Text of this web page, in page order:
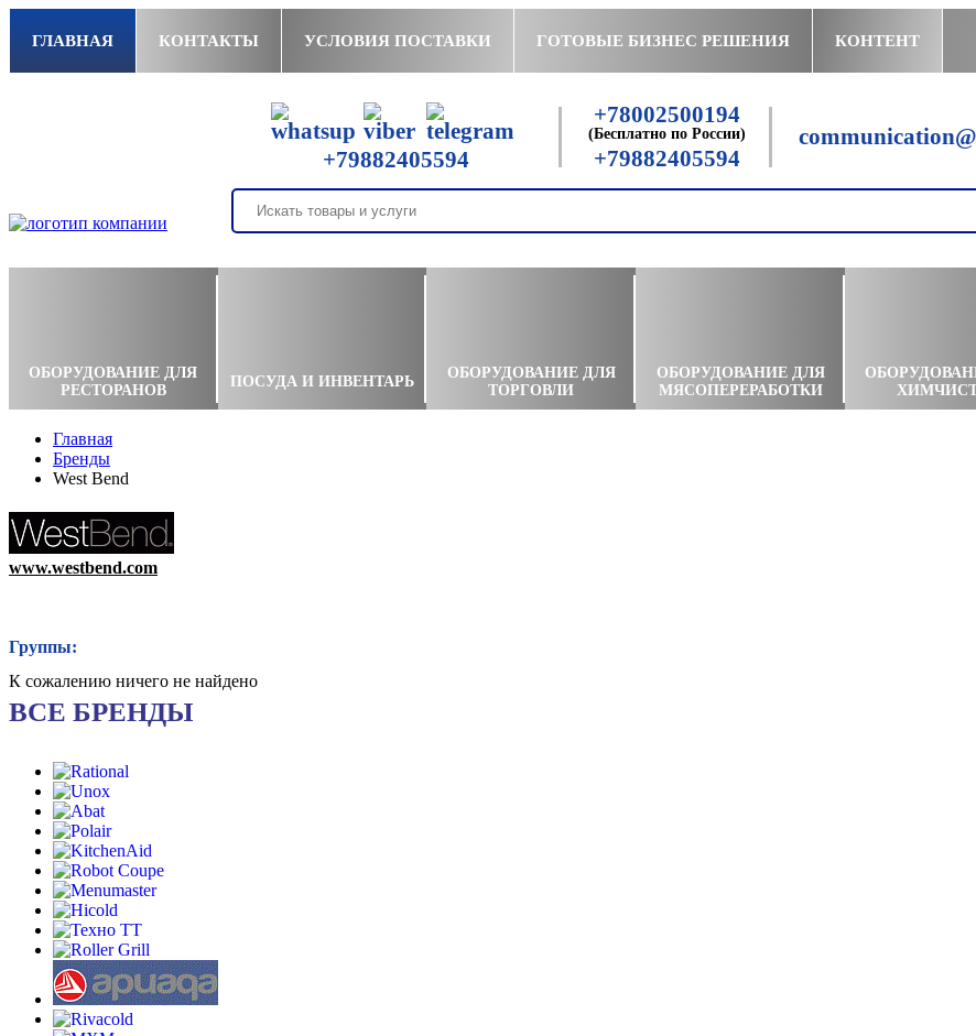
ГЛАВНАЯ КОНТАКТЫ УСЛОВИЯ ПОСТАВКИ ГОТОВЫЕ БИЗНЕС РЕШЕНИЯ КОНТЕНТ
+79882405594
+78002500194
(Бесплатно по России)
+79882405594
ОБОРУДОВАНИЕ ДЛЯ
РЕСТОРАНОВ
ПОСУДА И ИНВЕНТАРЬ
ОБОРУДОВАНИЕ ДЛЯ
ТОРГОВЛИ
ОБОРУДОВАНИЕ ДЛЯ
МЯСОПЕРЕРАБОТКИ
Главная
Бренды
West Bend
www.westbend.com
Группы:
К сожалению ничего не найдено
ВСЕ БРЕНДЫ